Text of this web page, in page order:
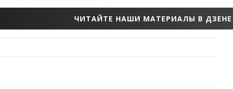
ЧИТАЙТЕ НАШИ МАТЕРИАЛЫ В ДЗЕНЕ